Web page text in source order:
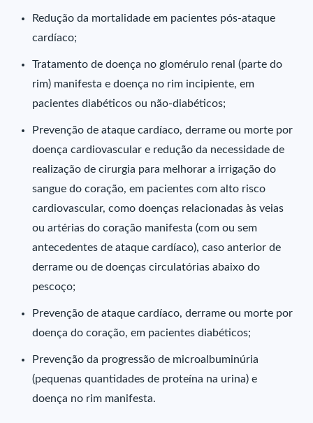
Redução da mortalidade em pacientes pós-ataque
cardíaco;
Tratamento de doença no glomérulo renal (parte do
rim) manifesta e doença no rim incipiente, em
pacientes diabéticos ou não-diabéticos;
Prevenção de ataque cardíaco, derrame ou morte por
doença cardiovascular e redução da necessidade de
realização de cirurgia para melhorar a irrigação do
sangue do coração, em pacientes com alto risco
cardiovascular, como doenças relacionadas às veias
ou artérias do coração manifesta (com ou sem
antecedentes de ataque cardíaco), caso anterior de
derrame ou de doenças circulatórias abaixo do
pescoço;
Prevenção de ataque cardíaco, derrame ou morte por
doença do coração, em pacientes diabéticos;
Prevenção da progressão de microalbuminúria
(pequenas quantidades de proteína na urina) e
doença no rim manifesta.